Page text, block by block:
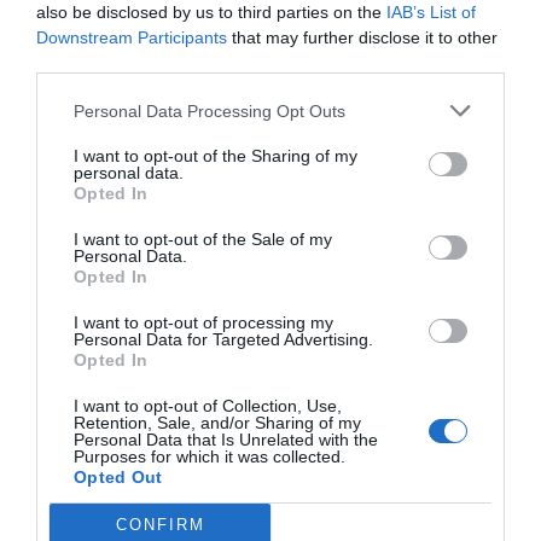
also be disclosed by us to third parties on the IAB’s List of
Downstream Participants that may further disclose it to other
Personal Data Processing Opt Outs
I want to opt-out of the Sharing of my
personal data.
Opted In
I want to opt-out of the Sale of my
Personal Data.
Opted In
I want to opt-out of processing my
Personal Data for Targeted Advertising.
Opted In
I want to opt-out of Collection, Use,
Retention, Sale, and/or Sharing of my
Personal Data that Is Unrelated with the
Purposes for which it was collected.
Opted Out
CONFIRM
RELACIONADES
Foment i una
vintena d'entitats
Ryanair ofereix 29
rutes des de Girona
La població